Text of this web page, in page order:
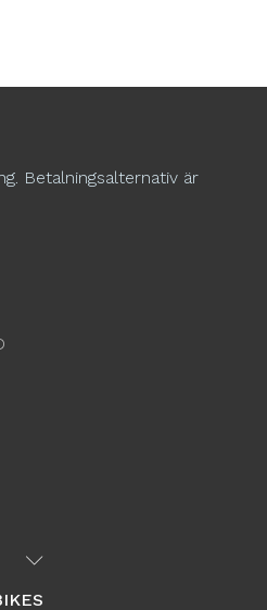
Betalningsalternativ är
Submenu